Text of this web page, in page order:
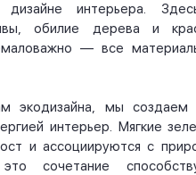
интерьера.
обилие дерева и
— все
экодизайна, мы создаем
интерьер. Мягкие
и ассоциируются с
сочетание